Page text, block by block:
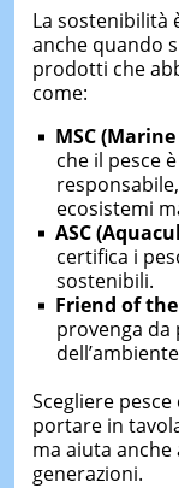
La sostenibilità
anche quando
prodotti che
come:
MSC
che il pesce
ecosistemi
ASC
certifica i
sostenibili.
Friend of the
provenga da
Scegliere
portare in
ma aiuta
generazioni.